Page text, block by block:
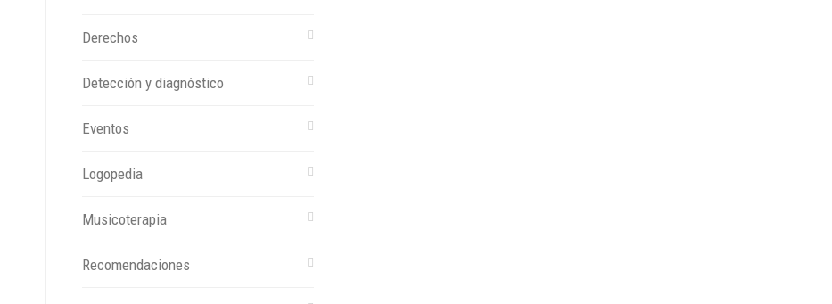
Derechos
Detección y diagnóstico
Eventos
Logopedia
Musicoterapia
Recomendaciones